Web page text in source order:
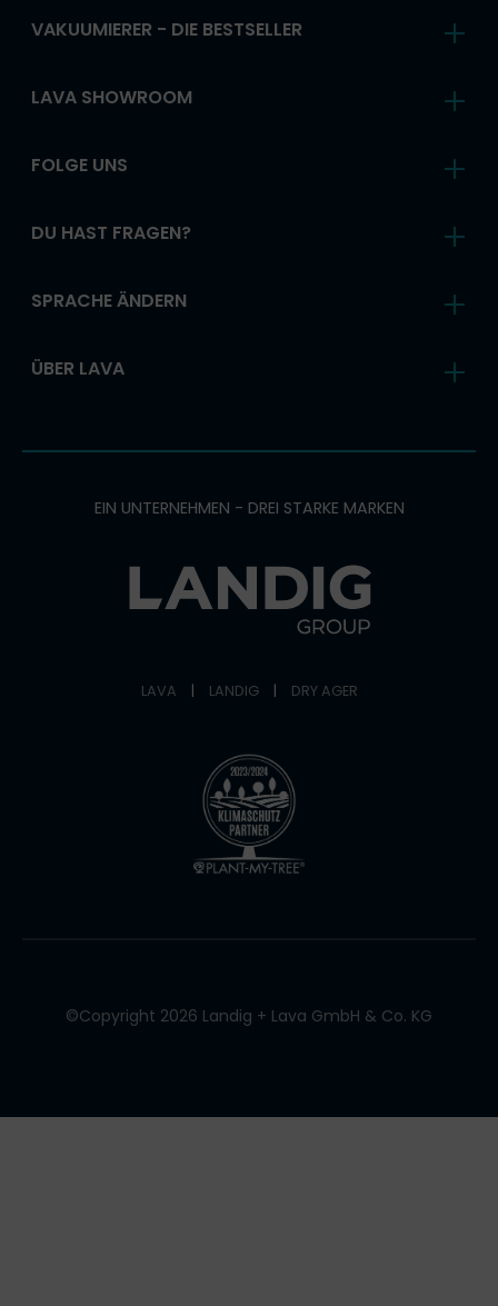
VAKUUMIERER - DIE BESTSELLER
LAVA SHOWROOM
FOLGE UNS
DU HAST FRAGEN?
SPRACHE ÄNDERN
ÜBER LAVA
EIN UNTERNEHMEN - DREI STARKE MARKEN
LAVA | LANDIG | DRY AGER
©Copyright 2026 Landig + Lava GmbH & Co. KG